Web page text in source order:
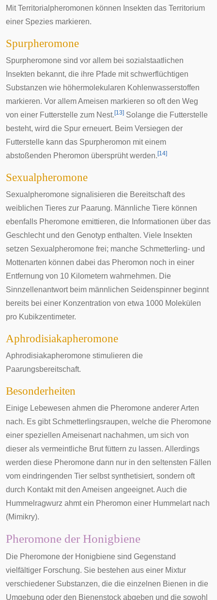
Mit Territorialpheromonen können Insekten das Territorium
einer Spezies markieren.
Spurpheromone
Spurpheromone sind vor allem bei sozialstaatlichen
Insekten bekannt, die ihre Pfade mit schwerflüchtigen
Substanzen wie höhermolekularen Kohlenwasserstoffen
markieren. Vor allem Ameisen markieren so oft den Weg
von einer Futterstelle zum Nest. [13] Solange die Futterstelle
besteht, wird die Spur erneuert. Beim Versiegen der
Futterstelle kann das Spurpheromon mit einem
abstoßenden Pheromon übersprüht werden. [14]
Sexualpheromone
Sexualpheromone signalisieren die Bereitschaft des
weiblichen Tieres zur Paarung. Männliche Tiere können
ebenfalls Pheromone emittieren, die Informationen über das
Geschlecht und den Genotyp enthalten. Viele Insekten
setzen Sexualpheromone frei; manche Schmetterling- und
Mottenarten können dabei das Pheromon noch in einer
Entfernung von 10 Kilometern wahrnehmen. Die
Sinnzellenantwort beim männlichen Seidenspinner beginnt
bereits bei einer Konzentration von etwa 1000 Molekülen
pro Kubikzentimeter.
Aphrodisiakapheromone
Aphrodisiakapheromone stimulieren die
Paarungsbereitschaft.
Besonderheiten
Einige Lebewesen ahmen die Pheromone anderer Arten
nach. Es gibt Schmetterlingsraupen, welche die Pheromone
einer speziellen Ameisenart nachahmen, um sich von
dieser als vermeintliche Brut füttern zu lassen. Allerdings
werden diese Pheromone dann nur in den seltensten Fällen
vom eindringenden Tier selbst synthetisiert, sondern oft
durch Kontakt mit den Ameisen angeeignet. Auch die
Hummelragwurz ahmt ein Pheromon einer Hummelart nach
(Mimikry).
Pheromone der Honigbiene
Die Pheromone der Honigbiene sind Gegenstand
vielfältiger Forschung. Sie bestehen aus einer Mixtur
verschiedener Substanzen, die die einzelnen Bienen in die
Umgebung oder den Bienenstock abgeben und die sowohl